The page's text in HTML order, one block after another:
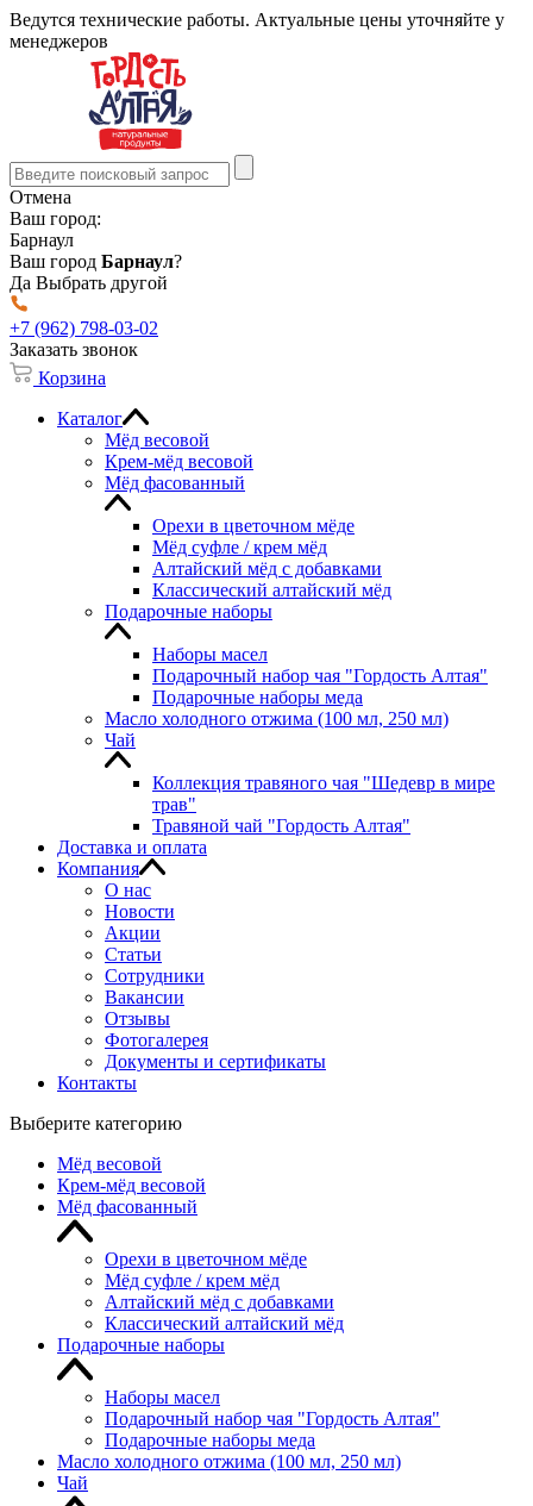
Ведутся технические работы. Актуальные цены уточняйте у
менеджеров
Отмена
Ваш город:
Барнаул
Ваш город Барнаул?
Да Выбрать другой
+7 (962) 798-03-02
Заказать звонок
Корзина
Каталог
Мёд весовой
Крем-мёд весовой
Мёд фасованный
Орехи в цветочном мёде
Мёд суфле / крем мёд
Алтайский мёд с добавками
Классический алтайский мёд
Подарочные наборы
Наборы масел
Подарочный набор чая "Гордость Алтая"
Подарочные наборы меда
Масло холодного отжима (100 мл, 250 мл)
Чай
Коллекция травяного чая "Шедевр в мире
трав"
Травяной чай "Гордость Алтая"
Доставка и оплата
Компания
О нас
Новости
Акции
Статьи
Сотрудники
Вакансии
Отзывы
Фотогалерея
Документы и сертификаты
Контакты
Выберите категорию
Мёд весовой
Крем-мёд весовой
Мёд фасованный
Орехи в цветочном мёде
Мёд суфле / крем мёд
Алтайский мёд с добавками
Классический алтайский мёд
Подарочные наборы
Наборы масел
Подарочный набор чая "Гордость Алтая"
Подарочные наборы меда
Масло холодного отжима (100 мл, 250 мл)
Чай